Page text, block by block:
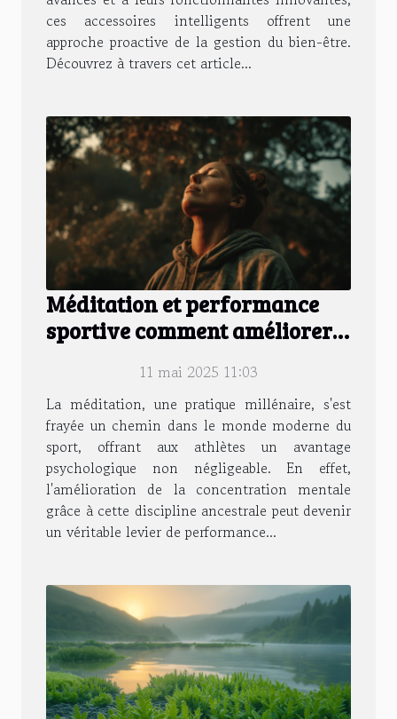
ces accessoires intelligents offrent une
approche proactive de la gestion du bien-être.
Découvrez à travers cet article...
Méditation et performance
sportive comment améliorer
11 mai 2025 11:03
La méditation, une pratique millénaire, s'est
frayée un chemin dans le monde moderne du
sport, offrant aux athlètes un avantage
psychologique non négligeable. En effet,
l'amélioration de la concentration mentale
grâce à cette discipline ancestrale peut devenir
un véritable levier de performance...